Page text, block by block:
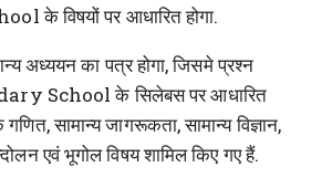
के विषयों पर आधारित होगा.
अध्ययन का पत्र होगा, जिसमे प्रश्न
School के सिलेबस पर आधारित
सामान्य जागरूकता, सामान्य विज्ञान,
एवं भूगोल विषय शामिल किए गए हैं.